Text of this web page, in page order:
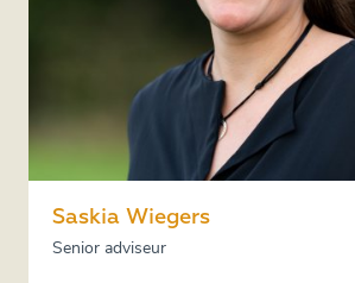
Saskia Wiegers
Senior adviseur